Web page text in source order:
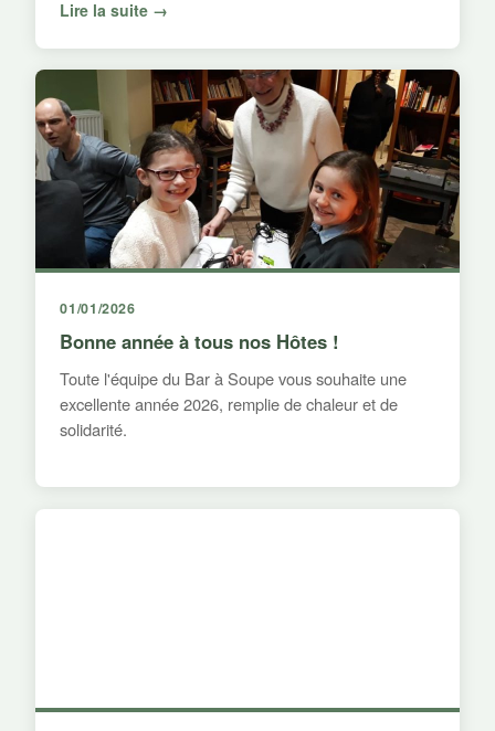
Lire la suite →
01/01/2026
Bonne année à tous nos Hôtes !
Toute l'équipe du Bar à Soupe vous souhaite une
excellente année 2026, remplie de chaleur et de
solidarité.